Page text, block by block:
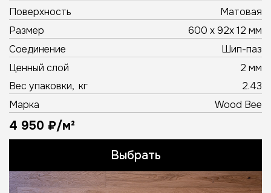
Поверхность
Матовая
Размер
600 х 92х 12 мм
Соединение
Шип-паз
Ценный слой
2 мм
Вес упаковки, кг
2.43
Марка
Wood Bee
4 950 ₽/м²
Выбрать